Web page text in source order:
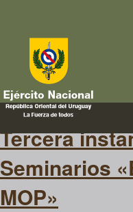
haití
Tercera
Seminarios
MOP»